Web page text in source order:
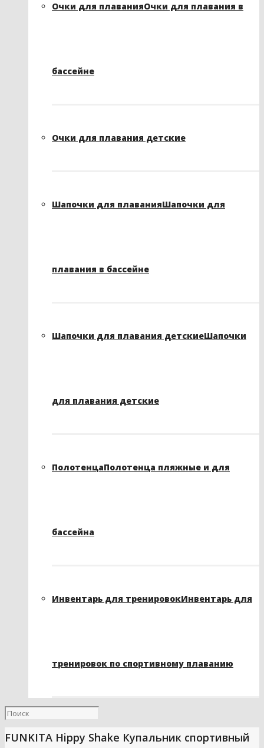
Очки для плаванияОчки для плавания в
бассейне
Очки для плавания детские
Шапочки для плаванияШапочки для
плавания в бассейне
Шапочки для плавания детскиеШапочки
для плавания детские
ПолотенцаПолотенца пляжные и для
бассейна
Инвентарь для тренировокИнвентарь для
тренировок по спортивному плаванию
FUNKITA Hippy Shake Купальник спортивный